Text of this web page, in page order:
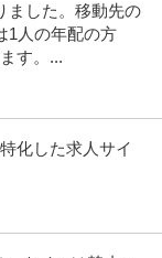
スタッフ」自立し
のアフターケア
ス＞福祉・介護 ※会員
募集）／新宿本社
ました。移動先の
1人の年配の方
す。...
化した求人サイ